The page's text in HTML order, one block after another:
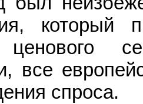
который
ценового
все
спроса.